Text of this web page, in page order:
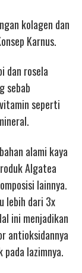
kolagen dan
Karnus.
dan rosela
sebab
seperti
alami kaya
Algatea
lainnya.
lebih dari 3x
ini menjadikan
antioksidannya
lazimnya.